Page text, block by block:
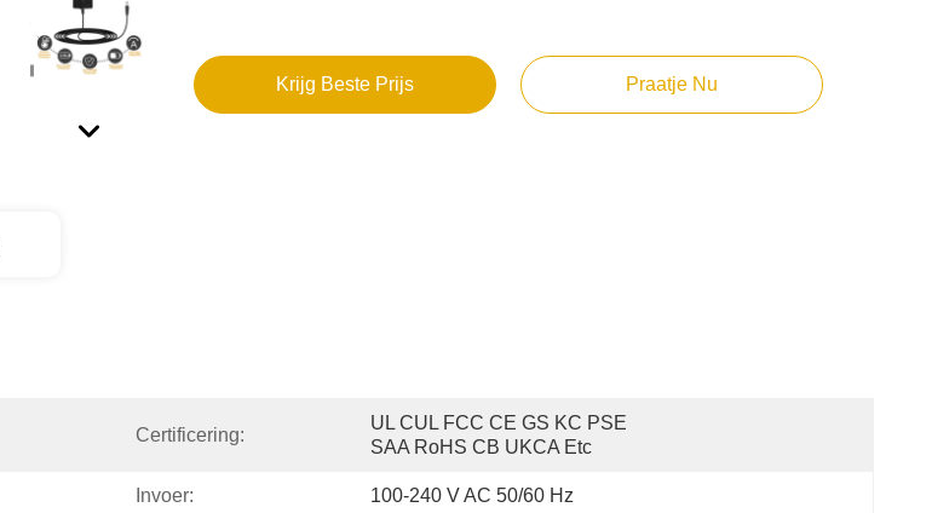
Krijg Beste Prijs Praatje Nu
Certificering:
UL CUL FCC CE GS KC PSE
SAA RoHS CB UKCA Etc
Invoer: 100-240 V AC 50/60 Hz